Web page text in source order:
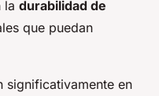
la durabilidad de
que puedan
significativamente en